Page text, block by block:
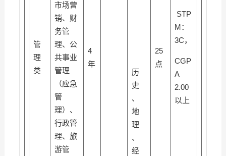
管
理
类
市场营
销、财
务管
理、公
共事业
管理
（应急
管
理）、
行政管
理、旅
游管
4
年
历
史
、
地
理
、
经
25
点
STP
M：
3C，
CGP
A
2.00
以上